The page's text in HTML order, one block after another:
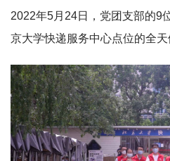
2022年5月24日，党团支部的9
京大学快递服务中心点位的全天